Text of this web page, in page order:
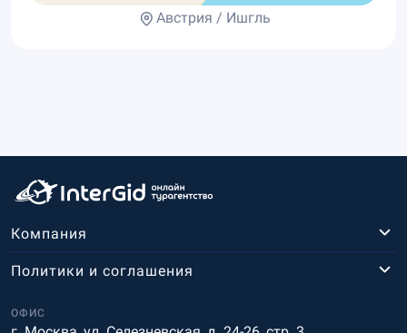
Австрия / Ишгль
Компания
ОФИС
Политики и соглашения